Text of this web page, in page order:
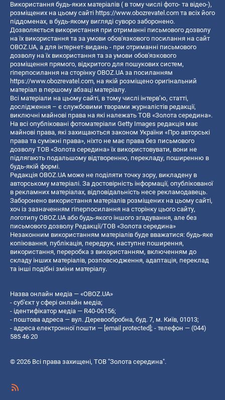
Використання будь-яких матеріалів ( в тому числі фото- та відео-),
розміщених на цьому сайті https://www.obozrevatel.com та всіх його
піддоменах, в будь-якому вигляді суворо заборонено.
Дозволяється використання при отриманні письмового дозволу
на їх використання та за умови обов'язкового посилання на сайт
OBOZ.UA, а для інтернет-видань - при отриманні письмового
дозволу на їх використання та за умови обов'язкового
розміщення прямого, відкритого для пошукових систем,
гіперпосилання на сторінку OBOZ.UA за посиланням
https://www.obozrevatel.com, на якій розміщено оригінальний
матеріал в першому абзаці матеріалу.
Всі матеріали на цьому сайті, в тому числі інтерв’ю, статті,
дослідження – є службовими творами журналістів редакції,
виключні майнові права на які належать ТОВ «Золота середина».
На всі опубліковані фотоматеріали Getty Images редакція має
майнові права, які захищаються законом України «Про авторські
права та суміжні права», ніхто не має права без письмового
дозволу ТОВ «Золота середина» їх використовувати, вони не
підлягають подальшому відтворенню, перекладу, поширенню в
будь-якій формі.
Редакція OBOZ.UA може не поділяти точку зору, викладену в
авторському матеріалі. За достовірність інформації, опублікованої
в рекламних матеріалах, відповідальність несе рекламодавець.
Заборонено використання матеріалів розміщених на цьому сайті,
хоч із зазначенням гіперпосилання на сторінку цього сайту,
логотипу OBOZ.UA або будь-якого іншого згадування, але без
письмового дозволу Редакції/ТОВ «Золота середина»
Незаконним використанням матеріалів буде вважатися: будь-яке
копiювання, публiкацiя, передрук, наступне поширення,
використання, переробка з використанням, включенням до
складу інших матеріалів, розповсюдження, адаптація, переклад
та інші подібні зміни матеріалу.
Назва онлайн медіа — «OBOZ.UA»
- суб'єкт у сфері онлайн медіа;
- ідентифікатор медіа — R40-06156;
- поштова адреса — вул. Деревообробна, буд. 7, м. Київ, 01013;
- адреса електронної пошти — [email protected] ; - телефон — (044)
585 46 20
© 2026 Всі права захищені, ТОВ "Золота середина".